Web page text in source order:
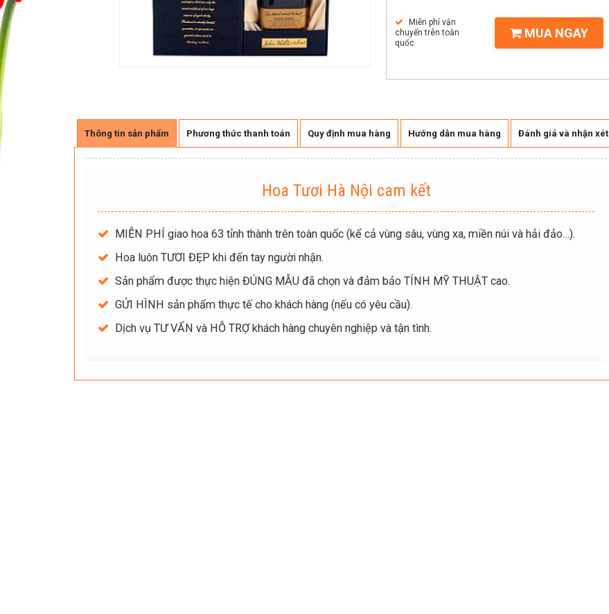
Miễn phí vận
chuyển trên toàn
quốc
MUA NGAY
Thông tin sản phẩm Phương thức thanh toán Quy định mua hàng Hướng dẫn mua hàng Đánh giá và nhận xét
Hoa Tươi Hà Nội cam kết
MIỄN PHÍ giao hoa 63 tỉnh thành trên toàn quốc (kể cả vùng sâu, vùng xa, miền núi và hải đảo…).
Hoa luôn TƯƠI ĐẸP khi đến tay người nhận.
Sản phẩm được thực hiện ĐÚNG MẪU đã chọn và đảm bảo TÍNH MỸ THUẬT cao.
GỬI HÌNH sản phẩm thực tế cho khách hàng (nếu có yêu cầu).
Dịch vụ TƯ VẤN và HỖ TRỢ khách hàng chuyên nghiệp và tận tình.